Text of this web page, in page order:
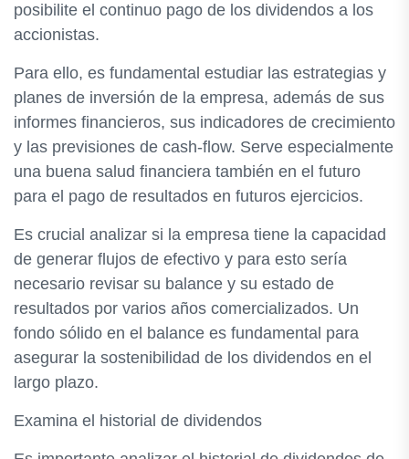
posibilite el continuo pago de los dividendos a los
accionistas.
Para ello, es fundamental estudiar las estrategias y
planes de inversión de la empresa, además de sus
informes financieros, sus indicadores de crecimiento
y las previsiones de cash-flow. Serve especialmente
una buena salud financiera también en el futuro
para el pago de resultados en futuros ejercicios.
Es crucial analizar si la empresa tiene la capacidad
de generar flujos de efectivo y para esto sería
necesario revisar su balance y su estado de
resultados por varios años comercializados. Un
fondo sólido en el balance es fundamental para
asegurar la sostenibilidad de los dividendos en el
largo plazo.
Examina el historial de dividendos